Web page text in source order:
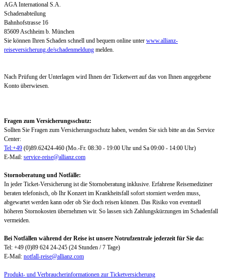
AGA International S.A.
Schadenabteilung
Bahnhofstrasse 16
85609 Aschheim b. München
Sie können Ihren Schaden schnell und bequem online unter www.allianz-
reiseversicherung.de/schadenmeldung melden.
Nach Prüfung der Unterlagen wird Ihnen der Ticketwert auf das von Ihnen angegebene
Konto überwiesen.
Fragen zum Versicherungsschutz:
Sollten Sie Fragen zum Versicherungsschutz haben, wenden Sie sich bitte an das Service
Center:
Tel:+49 (0)89.62424-460 (Mo.-Fr. 08:30 - 19:00 Uhr und Sa 09:00 - 14:00 Uhr)
E-Mail: service-reise@allianz.com
Stornoberatung und Notfälle:
In jeder Ticket-Versicherung ist die Stornoberatung inklusive. Erfahrene Reisemediziner
beraten telefonisch, ob Ihr Konzert im Krankheitsfall sofort storniert werden muss,
abgewartet werden kann oder ob Sie doch reisen können. Das Risiko von eventuell
höheren Stornokosten übernehmen wir. So lassen sich Zahlungskürzungen im Schadenfall
vermeiden.
Bei Notfällen während der Reise ist unsere Notrufzentrale jederzeit für Sie da:
Tel: +49 (0)89 624 24-245 (24 Stunden / 7 Tage)
E-Mail: notfall-reise@allianz.com
Produkt- und Verbraucherinformationen zur Ticketversicherung